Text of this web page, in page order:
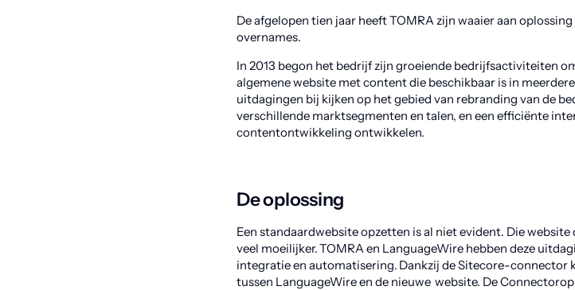
De afgelopen tien jaar heeft TOMRA zijn waaier aan
overnames.
In 2013 begon het bedrijf zijn groeiende bedrijfsactiviteiten
algemene website met content die beschikbaar is in
uitdagingen bij kijken op het gebied van rebranding van de
verschillende marktsegmenten en talen, en een efficiënte
contentontwikkeling ontwikkelen.
De oplossing
Een standaardwebsite opzetten is al niet evident. Die website
veel moeilijker. TOMRA en LanguageWire hebben deze
integratie en automatisering. Dankzij de Sitecore-connector
tussen LanguageWire en de nieuwe website. De